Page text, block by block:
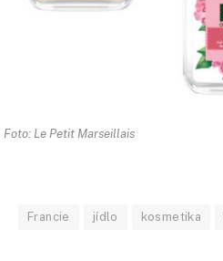
Foto: Le Petit Marseillais
Francie jídlo kosmetika